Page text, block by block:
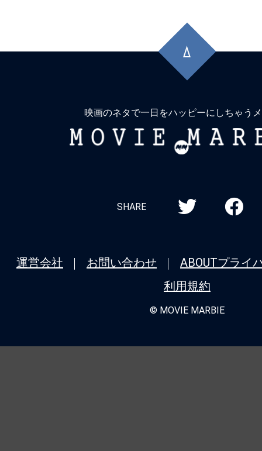
頭
に
映画のネタで一日をハッピーにしちゃう
MOVIE
SHARE
運営会社 お問い合わせ ABOUTプライ
利用規約
© MOVIE MARBIE